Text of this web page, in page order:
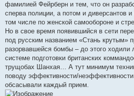
фамилией Фейрберн и тем, что он
сперва полиции, а потом и диверсантов и
том числе по женской самообороне и
Но в свое время появившийся в сети
под русским названием «Стань крутым»
разорвавшейся бомбы – до этого ходили
системе подготовки британских
трущобах Шанхая… А тут минимум
поводу эффективности/
обсасывали каждый прием.